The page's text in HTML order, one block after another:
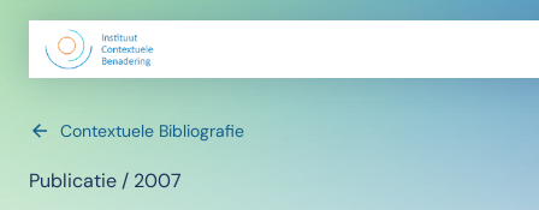
Contextuele Bibliografie
Publicatie / 2007